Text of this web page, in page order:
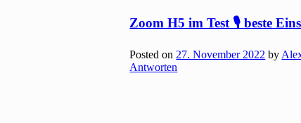
Zoom H5 im Test 🎙 beste
Posted on27. November 2022 by
Antworten